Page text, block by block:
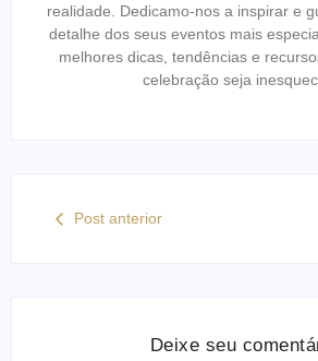
realidade. Dedicamo-nos a inspirar e
detalhe dos seus eventos mais
melhores dicas, tendências e
celebração seja
Post anterior
Deixe seu